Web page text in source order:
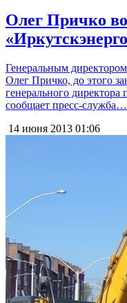
Олег Причко
Генеральным
Олег Причко, до этого
генерального
сообщает пресс-служба…
14 июня 2013 01:06